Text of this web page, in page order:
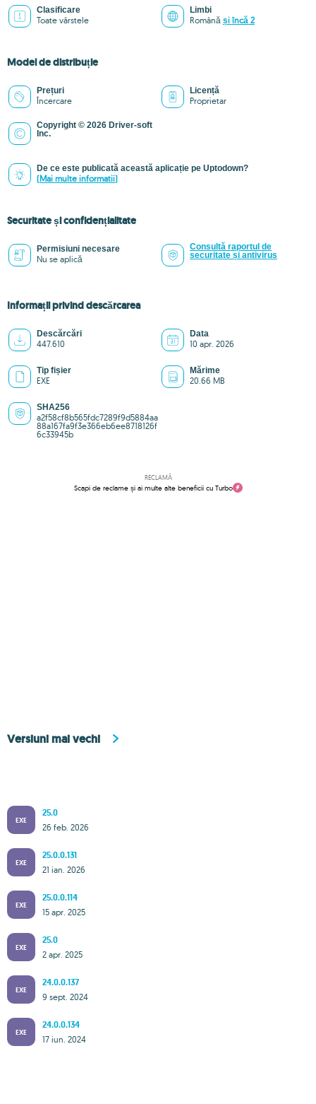
Clasificare
Toate vârstele
Limbi
Română și încă 2
Model de distribuție
Prețuri
Încercare
Licență
Proprietar
Copyright © 2026 Driver-soft
Inc.
De ce este publicată această aplicație pe Uptodown?
(Mai multe informatii)
Securitate și confidențialitate
Permisiuni necesare
Nu se aplică
Consultă raportul de
securitate și antivirus
Informații privind descărcarea
Descărcări
447.610
Data
10 apr. 2026
Tip fișier
EXE
Mărime
20.66 MB
SHA256
a2f58cf8b565fdc7289f9d5884aa
88a167fa9f3e366eb6ee8718126f
6c33945b
RECLAMĂ
Scapi de reclame și ai multe alte beneficii cu Turbo
Versiuni mai vechi
EXE
25.0
26 feb. 2026
EXE
25.0.0.131
21 ian. 2026
EXE
25.0.0.114
15 apr. 2025
EXE
25.0
2 apr. 2025
EXE
24.0.0.137
9 sept. 2024
EXE
24.0.0.134
17 iun. 2024